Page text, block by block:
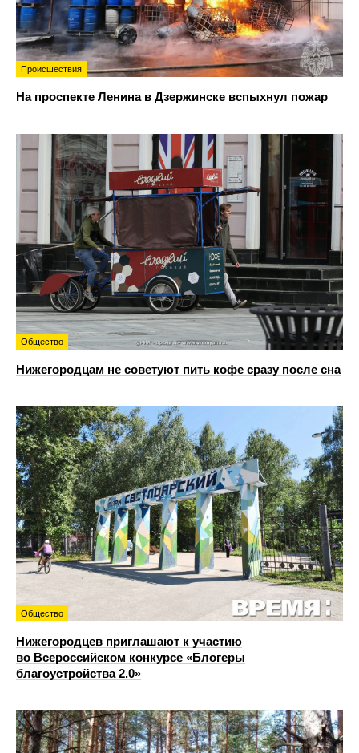
Происшествия
На проспекте Ленина в Дзержинске вспыхнул пожар
Общество
Нижегородцам не советуют пить кофе сразу после сна
Общество
Нижегородцев приглашают к участию
во Всероссийском конкурсе «Блогеры
благоустройства 2.0»